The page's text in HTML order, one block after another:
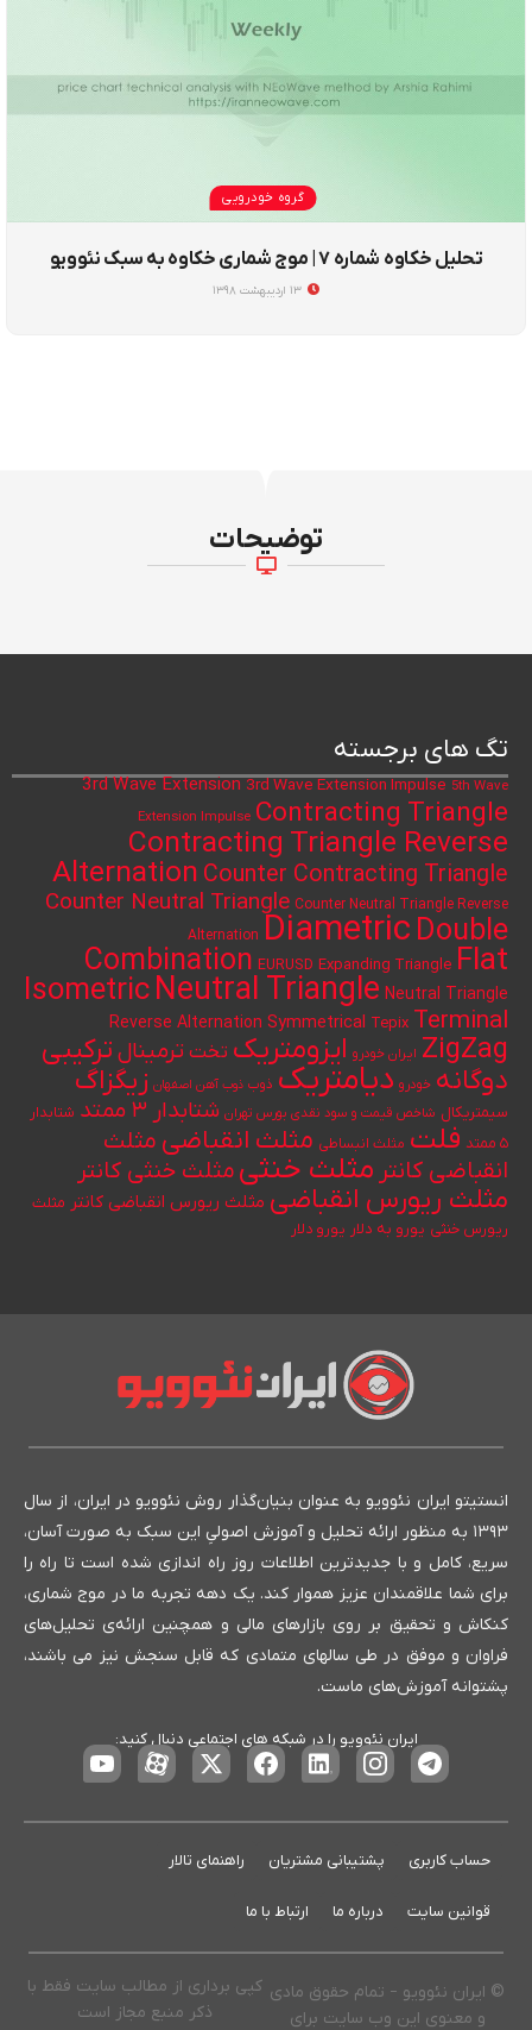
گروه خودرویی
تحلیل خکاوه شماره ۷ | موج شماری خکاوه به سبک نئوویو
توضیحات
تگ های برجسته
3rd Wave Extension 3rd Wave Extension Impulse 5th Wave
Extension Impulse Contracting Triangle
Contracting Triangle Reverse
Alternation Counter Contracting Triangle
Counter Neutral Triangle Counter Neutral Triangle Reverse
Alternation Diametric Double
Combination EURUSD Expanding Triangle Flat
IsometricNeutral Triangle Neutral Triangle
Reverse Alternation Symmetrical Tepix Terminal
ZigZag ایران خودرو ایزومتریک تختترمینال ترکیبی
دوگانه خودرو دیامتریک ذوب ذوب آهن اصفهان زیگزاگ
سیمتریکال شاخص قیمت و سود نقدی بورس تهران شتابدار ۳ ممتد
شتابدار
۵ ممتد
فلت مثلث انبساطی مثلث انقباضی مثلث
انقباضی کانتر مثلث خنثی مثلث خنثی کانتر
مثلث ریورس انقباضی مثلث ریورس انقباضی کانتر مثلث
ریورس خنثی یورو به دلار یورو دلار
حساب کاربری پشتیبانی مشتریان راهنمای تالار
قوانین سایت درباره ما ارتباط با ما
انستیتو ایران نئوویو به عنوان بنیان‌گذار روش نئوویو در ایران، از سال
۱۳۹۳ به منظور ارائه تحلیل و آموزش اصولیِ این سبک به صورت آسان،
سریع، کامل و با جدیدترین اطلاعات روز راه اندازی شده است تا راه را
برای شما علاقمندان عزیز هموار کند. یک دهه تجربه ما در موج شماری،
کنکاش و تحقیق بر روی بازارهای مالی و همچنین ارائه‌ی تحلیل‌های
فراوان و موفق در طی سالهای متمادی که قابل سنجش نیز می باشند،
پشتوانه آموزش‌های ماست.
ایران نئوویو را در شبکه های اجتماعی دنبال کنید:
© ایران نئوویو – تمام حقوق مادی
و معنوی این وب سایت برای
کپی برداری از مطالب سایت فقط با
ذکر منبع مجاز است